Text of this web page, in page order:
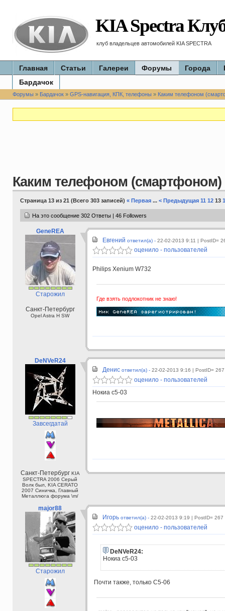
KIA Spectra
клуб владельцев автомобилей KIA SPECTRA
Главная Статьи Галереи Форумы Города
Бардачок
Форумы» Бардачок» GPS-навигация, КПК, телефоны» Каким телефоном
Каким телефоном (смартфоном)
Страница 13 из 21 (Всего 303 записей) « Первая... < Предыдущая 11 1213
На это сообщение 302 Ответы | 46 Followers
GeneREA
Старожил
Санкт-Петербург
Opel Astra H SW
Евгений ответил(а) - 22-02-2013 9:11 | PostID=
оценило - пользователей
Philips Xenium W732
Где взять подлокотник не знаю!
DeNVeR24
Завсегдатай
Санкт-Петербург KIA
SPECTRA 2006 Серый
Волк был, KIA CERATO
2007 Синичка, Главный
Металлюга форума \m/
Денис ответил(а) - 22-02-2013 9:16 | PostID= 267
оценило - пользователей
Нокиа c5-03
major88
Старожил
Игорь ответил(а) - 22-02-2013 9:19 | PostID= 267
оценило - пользователей
DeNVeR24:
Нокиа c5-03
Почти также, только С5-06